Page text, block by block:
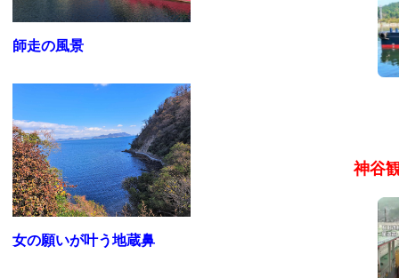
師走の風景
女の願いが叶う地蔵鼻
神谷